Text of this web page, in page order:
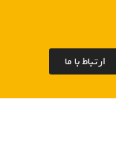
ارتباط با ما